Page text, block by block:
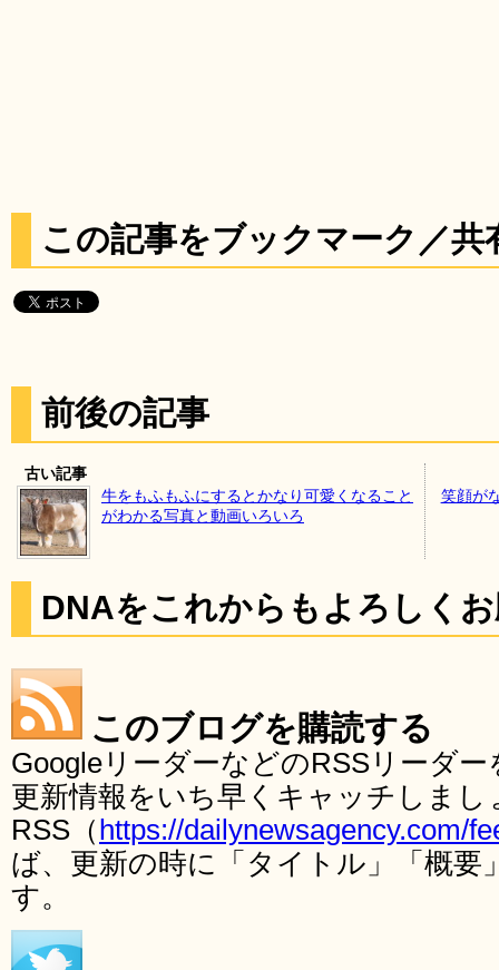
この記事をブックマーク／共
前後の記事
古い記事
牛をもふもふにするとかなり可愛くなること
がわかる写真と動画いろいろ
笑顔が
DNAをこれからもよろしく
このブログを購読する
GoogleリーダーなどのRSSリーダ
更新情報をいち早くキャッチしま
RSS（ https://dailynewsagency.com/
ば、更新の時に「タイトル」「概要
す。